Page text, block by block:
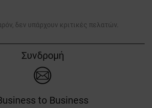
δεν υπάρχουν κριτικές πελατών.
Συνδρομή
to Business